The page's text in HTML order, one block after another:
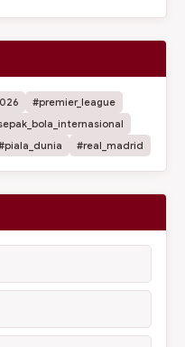
#premier_league
#real_madrid